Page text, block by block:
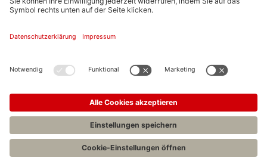
Impressum
Stellenangebote C.H.BECK
Entwickelt durchJobiqo